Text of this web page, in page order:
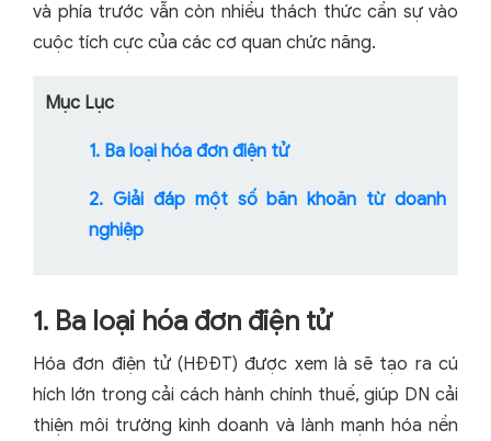
và phía trước vẫn còn nhiều thách thức cần sự vào
cuộc tích cực của các cơ quan chức năng.
Mục Lục
1. Ba loại hóa đơn điện tử
2. Giải đáp một số băn khoăn từ doanh
nghiệp
1. Ba loại hóa đơn điện tử
Hóa đơn điện tử (HĐĐT) được xem là sẽ tạo ra cú
hích lớn trong cải cách hành chính thuế, giúp DN cải
thiện môi trường kinh doanh và lành mạnh hóa nền